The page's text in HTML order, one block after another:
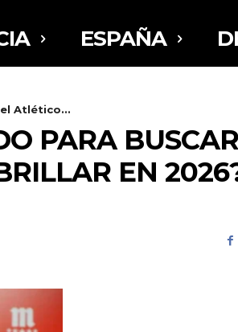
ESPAÑA
Atlético...
PARA
EN